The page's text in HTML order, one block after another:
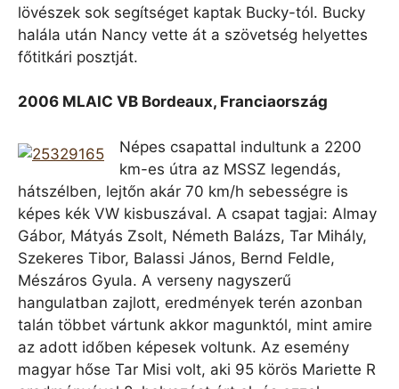
lövészek sok segítséget kaptak Bucky-tól. Bucky
halála után Nancy vette át a szövetség helyettes
főtitkári posztját.
2006 MLAIC VB Bordeaux, Franciaország
Népes csapattal indultunk a 2200
km-es útra az MSSZ legendás,
hátszélben, lejtőn akár 70 km/h sebességre is
képes kék VW kisbuszával. A csapat tagjai: Almay
Gábor, Mátyás Zsolt, Németh Balázs, Tar Mihály,
Szekeres Tibor, Balassi János, Bernd Feldle,
Mészáros Gyula. A verseny nagyszerű
hangulatban zajlott, eredmények terén azonban
talán többet vártunk akkor magunktól, mint amire
az adott időben képesek voltunk. Az esemény
magyar hőse Tar Misi volt, aki 95 körös Mariette R